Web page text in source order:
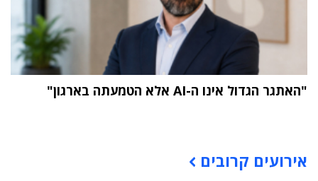
"האתגר הגדול אינו ה-AI אלא הטמעתה בארגון"
אירועים קרובים